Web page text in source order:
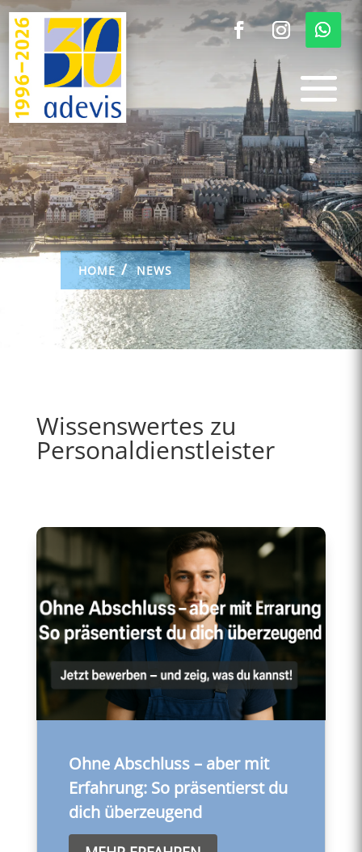
HOME NEWS
Wissenswertes zu
Personaldienstleister
Ohne Abschluss – aber mit
Erfahrung: So präsentierst du
dich überzeugend